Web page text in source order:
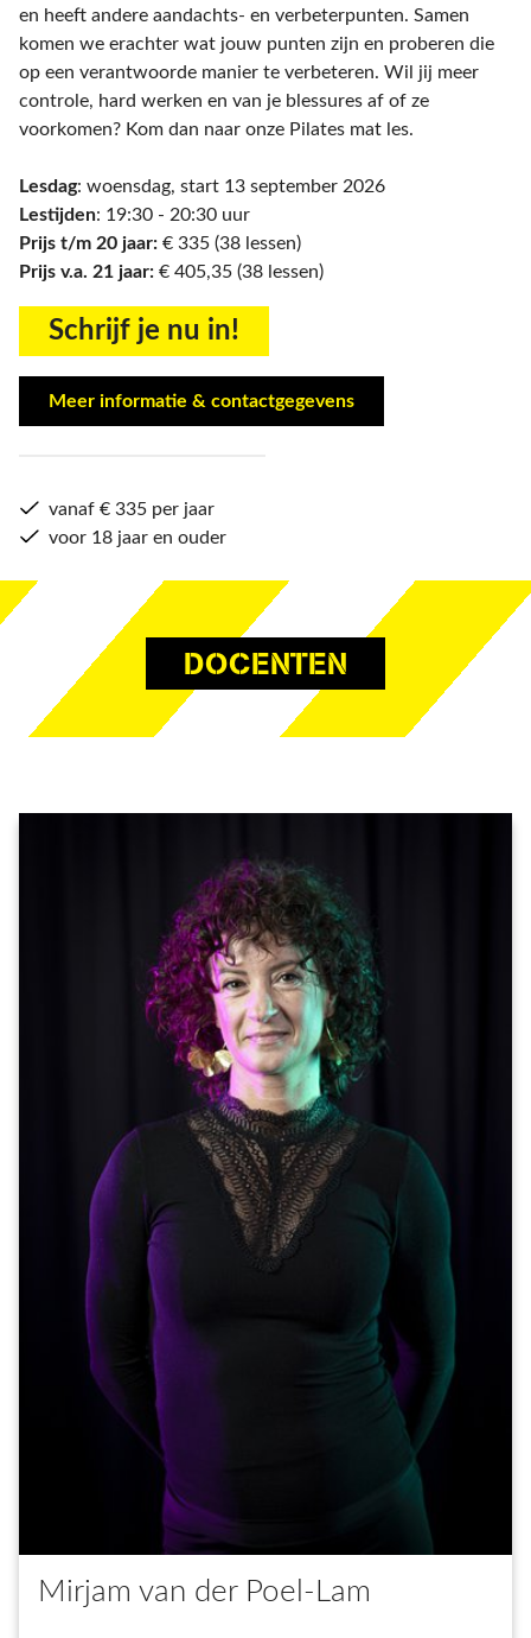
en heeft andere aandachts- en verbeterpunten. Samen
komen we erachter wat jouw punten zijn en proberen die
op een verantwoorde manier te verbeteren. Wil jij meer
controle, hard werken en van je blessures af of ze
voorkomen? Kom dan naar onze Pilates mat les.
Lesdag: woensdag, start 13 september 2026
Lestijden: 19:30 - 20:30 uur
Prijs t/m 20 jaar: € 335 (38 lessen)
Prijs v.a. 21 jaar: € 405,35 (38 lessen)
Schrijf je nu in!
Meer informatie & contactgegevens
vanaf € 335 per jaar
voor 18 jaar en ouder
DOCENTEN
Mirjam van der Poel-Lam